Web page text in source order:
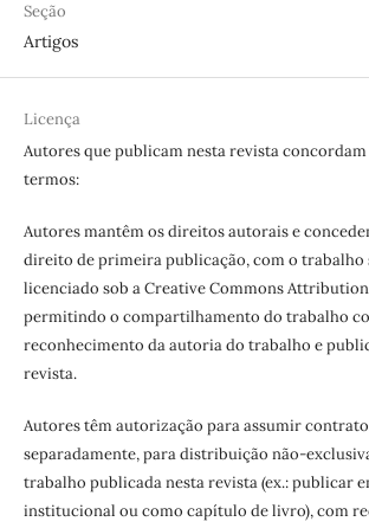
Seção
Artigos
Licença
Autores que publicam nesta revista
termos:
Autores mantêm os direitos autorais e
direito de primeira publicação, com o trabalho
licenciado sob a Creative Commons
permitindo o compartilhamento do trabalho
reconhecimento da autoria do trabalho e
revista.
Autores têm autorização para assumir
separadamente, para distribuição não-
trabalho publicada nesta revista (ex.: publicar
institucional ou como capítulo de livro), com